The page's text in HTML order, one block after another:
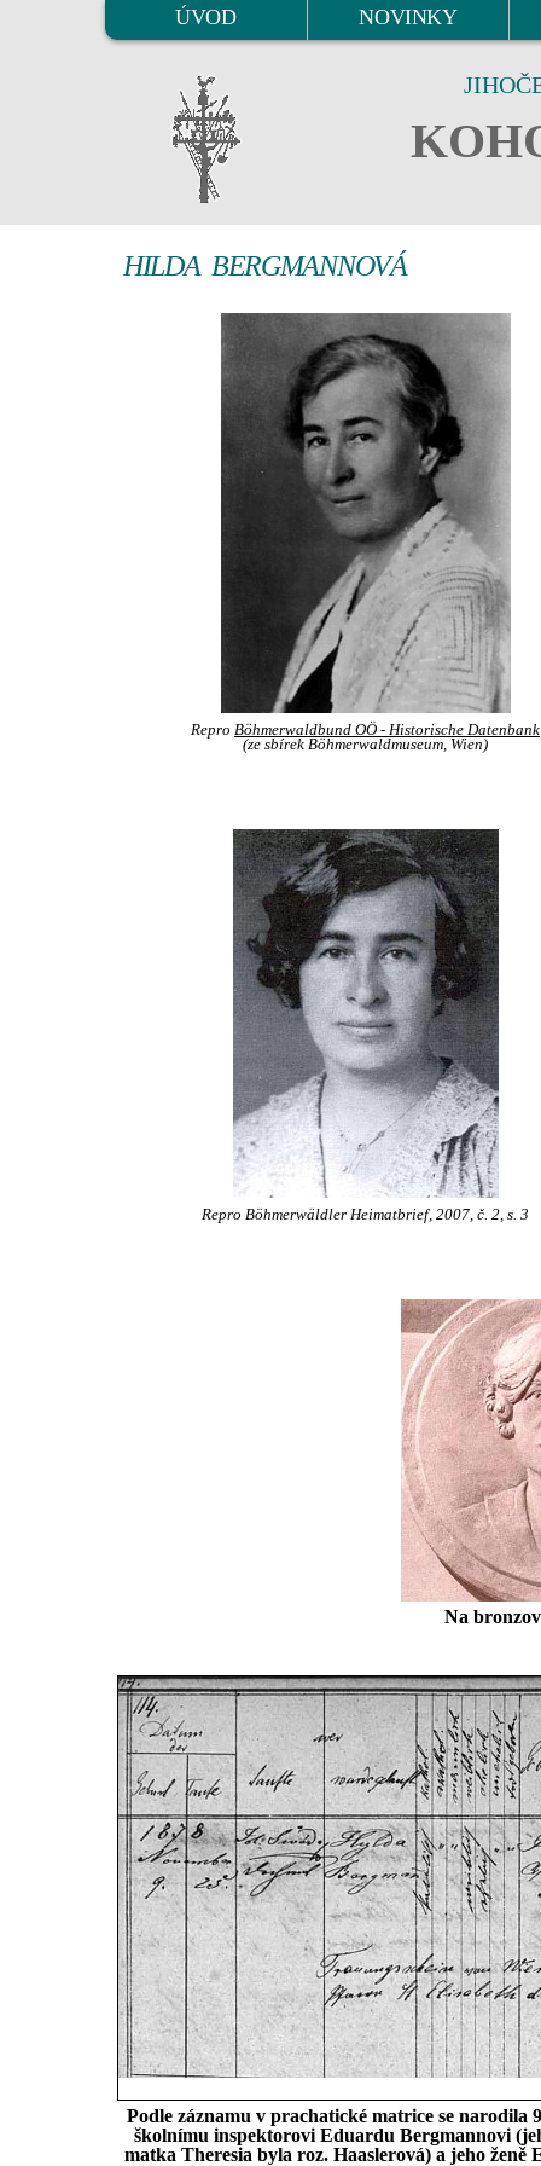
ÚVOD NOVINKY
HILDA BERGMANNOVÁ
Repro Böhmerwaldbund OÖ - Historische Datenbank
(ze sbírek Böhmerwaldmuseum, Wien)
Repro Böhmerwäldler Heimatbrief, 2007, č. 2, s. 3
Na
Podle záznamu v prachatické matrice se narodila
školnímu inspektorovi Eduardu Bergmannovi
matka Theresia byla roz. Haaslerová) a jeho